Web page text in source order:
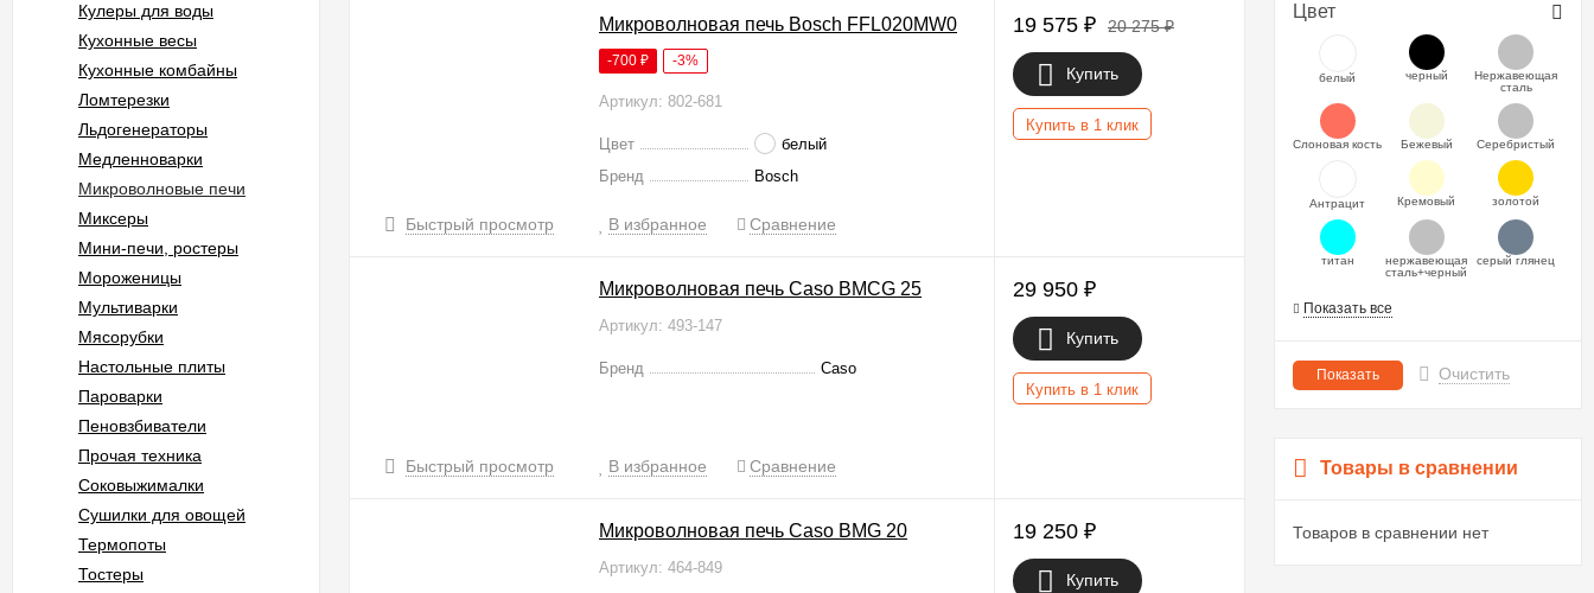
Цвет
белый черный
Нержавеющая
сталь
Слоновая кость Бежевый Серебристый
Антрацит Кремовый золотой
титан
нержавеющая
сталь+черный
серый глянец
Показать все
Очистить
Товары в сравнении
Товаров в сравнении нет
Кулеры для воды
Кухонные весы
Кухонные комбайны
Ломтерезки
Льдогенераторы
Медленноварки
Микроволновые печи
Миксеры
Мини-печи, ростеры
Мороженицы
Мультиварки
Мясорубки
Настольные плиты
Пароварки
Пеновзбиватели
Прочая техника
Соковыжималки
Сушилки для овощей
Термопоты
Тостеры
Микроволновая печь Bosch FFL020MW0
-700 ₽ -3%
Артикул: 802-681
Цвет
белый
Бренд
Bosch
19 575 ₽ 20 275₽
Купить
Купить в 1 клик
Быстрый просмотр В избранное Сравнение
Микроволновая печь Caso BMCG 25
Артикул: 493-147
Бренд Caso
29 950 ₽
Купить
Купить в 1 клик
Быстрый просмотр В избранное Сравнение
Микроволновая печь Caso BMG 20
Артикул: 464-849
19 250 ₽
Купить